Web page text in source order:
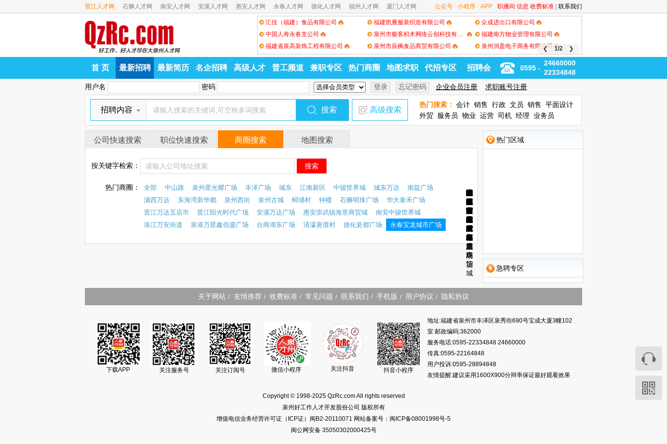
公众号 小程序 APP 职播间 信息 收费标准 联系我们
晋江人才网 石狮人才网 南安人才网 安溪人才网 惠安人才网 永春人才网 德化人才网 福州人才网 厦门人才网
汇佳（福建）食品有限公司 福建凯雁服装织造有限公司
众成进出口有限公司
中国人寿永春支公司
泉州市极客积木网络云创科技有限公司
福建南方物业管理有限公司
福建省泉高装饰工程有限公司
泉州市辰枫食品商贸有限公司 泉州润盈电子商务有限公司
❮ 1/2 ❯
0595 -
24660000
22334848
首 页 最新招聘 最新简历 名企招聘 高级人才 普工频道 兼职专区 热门商圈 地图求职 代招专区 招聘会
用户名 密码 企业会员注册 求职账号注册
热门搜索： 会计 销售 行政 文员 销售 平面设计
外贸 服务员 物业 运营 司机 经理 业务员
招聘内容 高级搜索
热门区域
中
山
路
泉
州
星
光
耀
广
场
丰
泽
广
场
城
东
江
南
新
区
中
骏
世
界
城
城
东
万
达
南
益
广
场
浦
西
万
达
东
海
湾
新
华
都
泉
州
西
街
泉
州
古
城
蟳
埔
村
钟
楼
石
狮
明
珠
广
场
华
大
泰
禾
广
场
晋
江
万
达
五
店
市
晋
江
阳
光
时
代
广
场
安
溪
万
达
广
场
惠
安
崇
武
镇
海
景
商
贸
城
南
安
中
骏
世
界
城
洛
江
万
安
街
道
泉
港
万
星
鑫
佰
盛
广
场
台
商
湖
东
广
场
清
濛
唐
厝
村
德
化
瓷
都
广
场
永
春
宝
龙
城
市
广
场
急聘专区
公司快速搜索 职位快速搜索 商圈搜索 地图搜索
按关键字检索：
热门商圈： 全部 中山路 泉州星光耀广场 丰泽广场 城东 江南新区 中骏世界城 城东万达
南益广场
浦西万达
东海湾新华都 泉州西街 泉州古城 蟳埔村 钟楼 石狮明珠广场
华大泰禾广场
晋江万达五店市
晋江阳光时代广场 安溪万达广场 惠安崇武镇海景商贸城
南安中骏世界城
洛江万安街道
泉港万星鑫佰盛广场 台商湖东广场 清濛唐厝村 德化瓷都广场 永春宝龙城市广场
关于网站 / 友情推荐 / 收费标准 / 常见问题 / 联系我们 / 手机版 / 用户协议 / 隐私协议
下载APP 关注服务号 关注订阅号 微信小程序 关注抖音 抖音小程序
地址:福建省泉州市丰泽区泉秀街690号宝成大厦3幢102
室 邮政编码:362000
服务电话:0595-22334848 24660000
传真:0595-22164848
用户投诉:0595-28894848
友情提醒:建议采用1600X900分辩率保证最好观看效果
Copyright © 1998-2025 QzRc.com All rights reserved
泉州好工作人才开发股份公司 版权所有
增值电信业务经营许可证（ICP证）闽B2-20110071 网站备案号：闽ICP备08001998号-5
闽公网安备 35050302000425号